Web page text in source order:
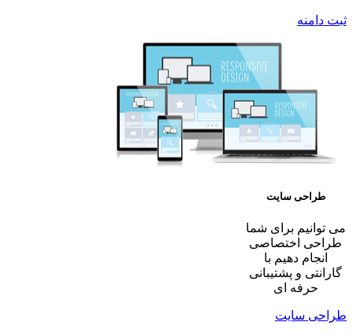
ثبت دامنه
طراحی سایت
می توانیم برای شما
طراحی اختصاصی
انجام دهیم با
گارانتی و پشتیبانی
حرفه ای
طراحی سایت